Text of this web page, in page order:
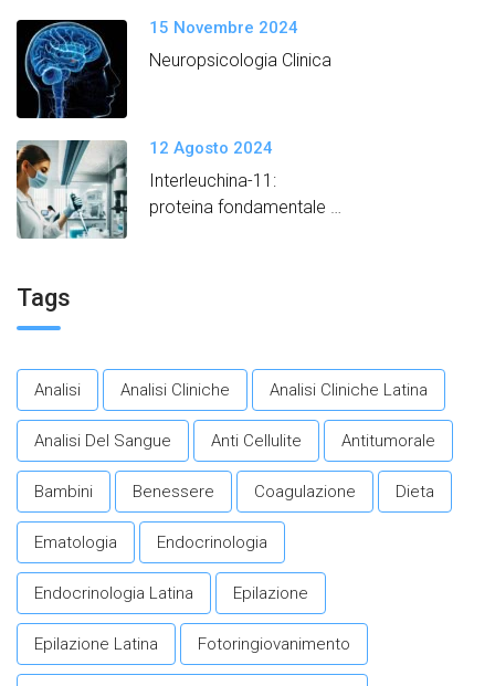
15 Novembre 2024
Neuropsicologia Clinica
12 Agosto 2024
Interleuchina-11:
proteina fondamentale
Tags
Analisi Analisi Cliniche Analisi Cliniche Latina
Analisi Del Sangue Anti Cellulite Antitumorale
Bambini Benessere Coagulazione Dieta
Ematologia Endocrinologia
Endocrinologia Latina Epilazione
Epilazione Latina Fotoringiovanimento